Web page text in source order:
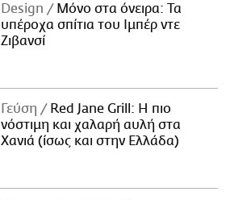
Design
Μόνο στα όνειρα: Τα
υπέροχα σπίτια του Ιμπέρ ντε
Ζιβανσί
Γεύση
Red Jane Grill: Η πιο
νόστιμη και χαλαρή αυλή στα
Χανιά (ίσως και στην Ελλάδα)